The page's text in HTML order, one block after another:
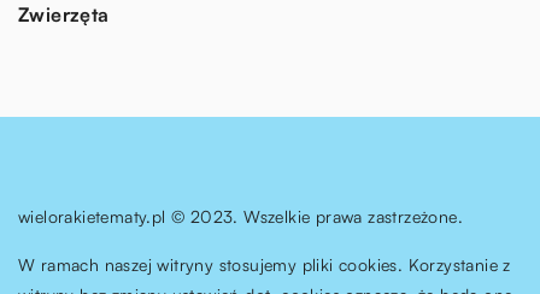
Zwierzęta
wielorakietematy.pl © 2023. Wszelkie prawa zastrzeżone.
W ramach naszej witryny stosujemy pliki cookies. Korzystanie z